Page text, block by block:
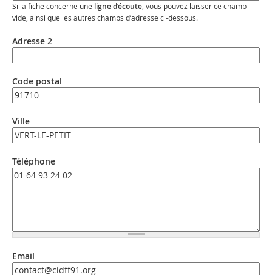
Si la fiche concerne une ligne d’écoute , vous pouvez laisser ce champ
vide, ainsi que les autres champs d’adresse ci-dessous.
Adresse 2
Code postal
Ville
Téléphone
Email
Email